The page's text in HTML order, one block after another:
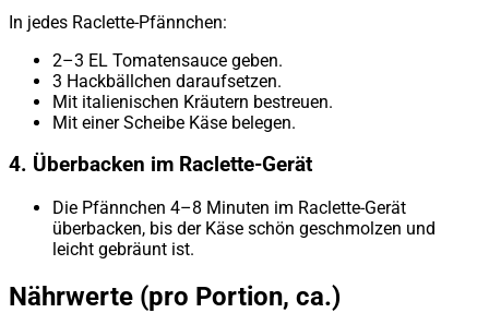
In jedes Raclette-Pfännchen:
2–3 EL Tomatensauce geben.
3 Hackbällchen daraufsetzen.
Mit italienischen Kräutern bestreuen.
Mit einer Scheibe Käse belegen.
4. Überbacken im Raclette-Gerät
Die Pfännchen 4–8 Minuten im Raclette-Gerät
überbacken, bis der Käse schön geschmolzen und
leicht gebräunt ist.
Nährwerte (pro Portion, ca.)